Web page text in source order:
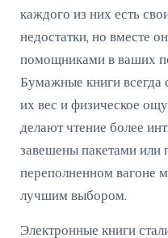
каждого из них есть
недостатки, но вместе
помощниками в ваших
Бумажные книги
их вес и физическое
делают чтение более
завешены пакетами или
переполненном вагоне
лучшим выбором.
Электронные книги